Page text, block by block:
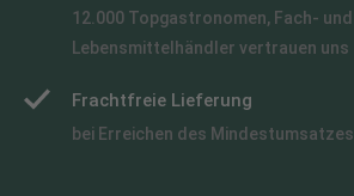
12.000 Topgastronomen, Fach- und
Lebensmittelhändler vertrauen uns
Frachtfreie Lieferung
bei Erreichen des Mindestumsatzes